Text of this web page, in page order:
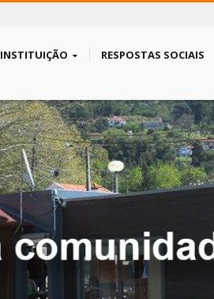
INSTITUIÇÃO RESPOSTAS SOCIAIS